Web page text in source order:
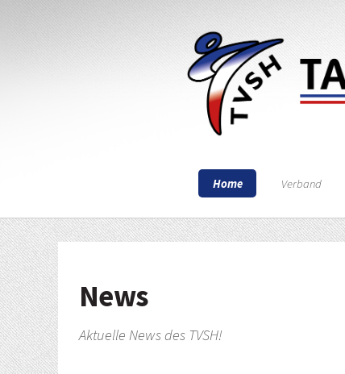
Home Verband
News
Aktuelle News des TVSH!